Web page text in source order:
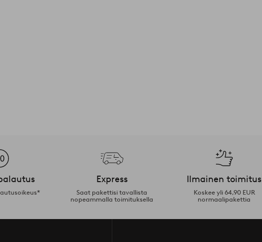
Express
Saat pakettisi tavallista
nopeammalla toimituksella
Ilmainen toimitus
Koskee yli 64,90 EUR
normaalipakettia